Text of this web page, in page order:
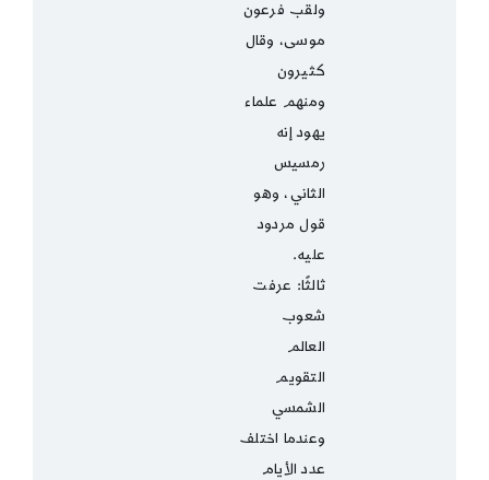
ولقب فرعون
موسى، وقال
كثيرون
ومنهم علماء
يهود إنه
رمسيس
الثاني، وهو
قول مردود
عليه.
ثالثًا: عرفت
شعوب
العالم
التقويم
الشمسي
وعندما اختلف
عدد الأيام